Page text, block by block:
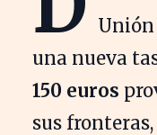
una nueva
150 euros
sus